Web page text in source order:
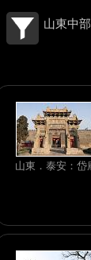
山東中
山東．泰安：岱